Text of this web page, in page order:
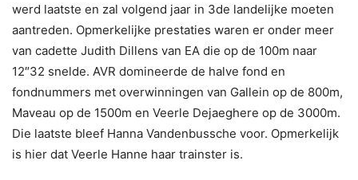
werd laatste en zal volgend jaar in 3de landelijke moeten
aantreden. Opmerkelijke prestaties waren er onder meer
van cadette Judith Dillens van EA die op de 100m naar
12″32 snelde. AVR domineerde de halve fond en
fondnummers met overwinningen van Gallein op de 800m,
Maveau op de 1500m en Veerle Dejaeghere op de 3000m.
Die laatste bleef Hanna Vandenbussche voor. Opmerkelijk
is hier dat Veerle Hanne haar trainster is.